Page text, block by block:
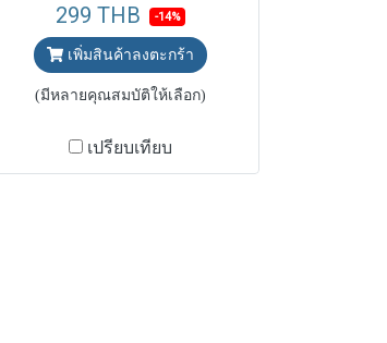
299 THB -14%
เพิ่มสินค้าลงตะกร้า
(มีหลายคุณสมบัติให้เลือก)
เปรียบเทียบ